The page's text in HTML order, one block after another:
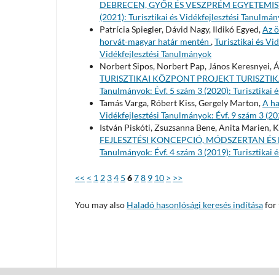
DEBRECEN, GYŐR ÉS VESZPRÉM
(2021): Turisztikai és Vidékfejlesztési
Patrícia Spiegler, Dávid Nagy, Ildikó Egyed,Az
horvát-magyar határ mentén ,Turisztikai és
Vidékfejlesztési Tanulmányok
Norbert Sipos, Norbert Pap, János Keresnyei,
TURISZTIKAI KÖZPONT PROJEKT
Tanulmányok: Évf. 5 szám 3 (2020): Turisztikai
Tamás Varga, Róbert Kiss, Gergely Marton,A
Vidékfejlesztési Tanulmányok: Évf. 9 szám 3
István Piskóti, Zsuzsanna Bene, Anita Marien,
FEJLESZTÉSI KONCEPCIÓ, MÓDSZERTAN
Tanulmányok: Évf. 4 szám 3 (2019): Turisztikai
<< < 1 2 34 5 678 9 10 > >>
You may also Haladó hasonlósági keresés indításafor